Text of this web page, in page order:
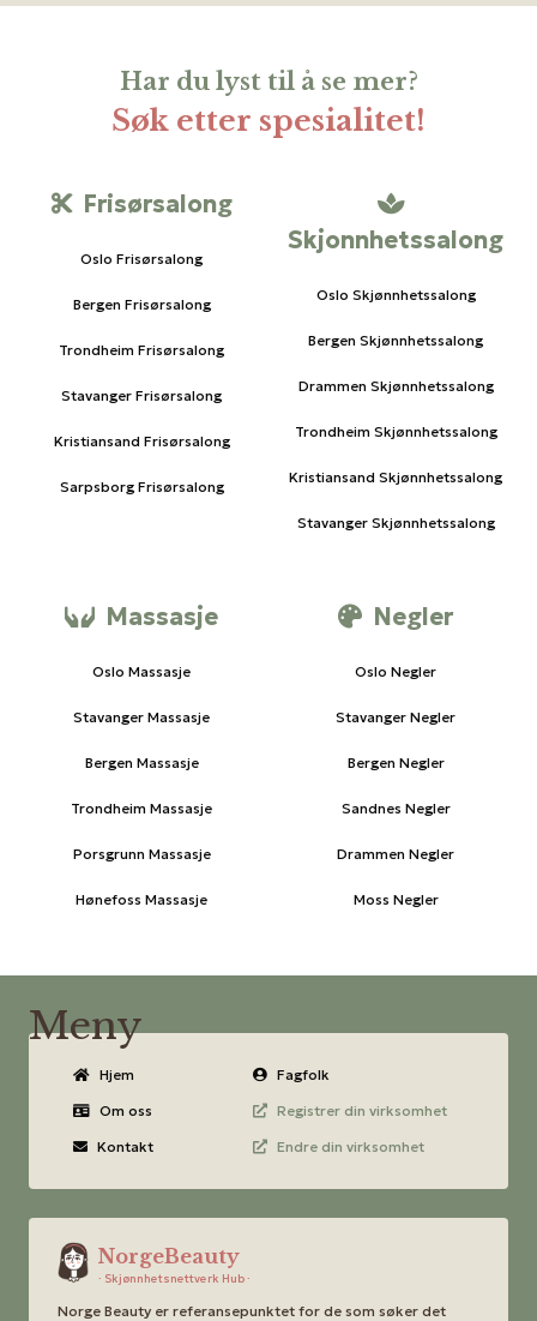
Har du lyst til å se mer?
Søk etter spesialitet!
Frisørsalong
Oslo Frisørsalong
Bergen Frisørsalong
Trondheim Frisørsalong
Stavanger Frisørsalong
Kristiansand Frisørsalong
Sarpsborg Frisørsalong
Skjonnhetssalong
Oslo Skjønnhetssalong
Bergen Skjønnhetssalong
Drammen Skjønnhetssalong
Trondheim Skjønnhetssalong
Kristiansand Skjønnhetssalong
Stavanger Skjønnhetssalong
Massasje
Oslo Massasje
Stavanger Massasje
Bergen Massasje
Trondheim Massasje
Porsgrunn Massasje
Hønefoss Massasje
Negler
Oslo Negler
Stavanger Negler
Bergen Negler
Sandnes Negler
Drammen Negler
Moss Negler
Meny
Hjem
Om oss
Kontakt
Fagfolk
Registrer din virksomhet
Endre din virksomhet
NorgeBeauty
· Skjønnhetsnettverk Hub ·
Norge Beauty er referansepunktet for de som søker det